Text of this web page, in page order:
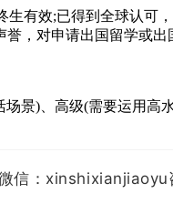
生有效;已得到全球认可
，对申请出国留学或
景)、高级(需要运用高
信：xinshixianjiaoyu